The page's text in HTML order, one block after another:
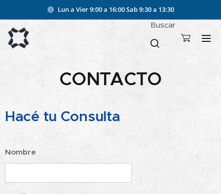
Lun a Vier 9:00 a 16:00Sab 9:30 a 13:30
Buscar
CONTACTO
Hacé tu Consulta
Nombre